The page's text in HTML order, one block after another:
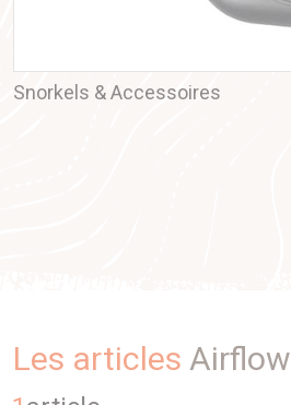
Snorkels & Accessoires
Les articles Airflow